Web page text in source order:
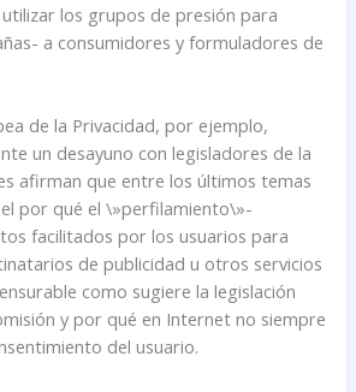
los grupos de presión para
a consumidores y formuladores de
de la Privacidad, por ejemplo,
un desayuno con legisladores de la
afirman que entre los últimos temas
por qué el \»perfilamiento\»-
facilitados por los usuarios para
de publicidad u otros servicios
como sugiere la legislación
y por qué en Internet no siempre
del usuario.